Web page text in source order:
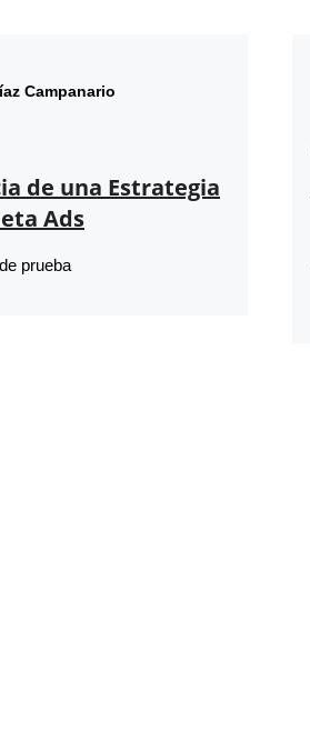
Campanario
de una Estrategia
Ads
prueba